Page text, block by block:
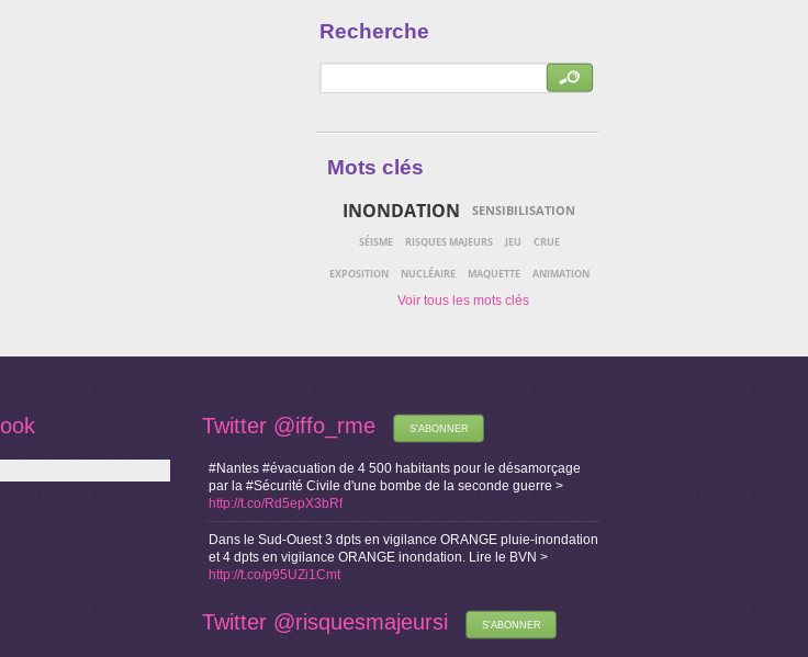
Recherche
Mots clés
INONDATION SENSIBILISATION
SÉISME RISQUES MAJEURS JEU CRUE
EXPOSITION NUCLÉAIRE MAQUETTE ANIMATION
Twitter @iffo_rme S'ABONNER
#Nantes #évacuation de 4 500 habitants pour le désamorçage
par la #Sécurité Civile d'une bombe de la seconde guerre >
http://t.co/Rd5epX3bRf
Dans le Sud-Ouest 3 dpts en vigilance ORANGE pluie-inondation
et 4 dpts en vigilance ORANGE inondation. Lire le BVN >
http://t.co/p95UZi1Cmt
Twitter @risquesmajeursi S'ABONNER